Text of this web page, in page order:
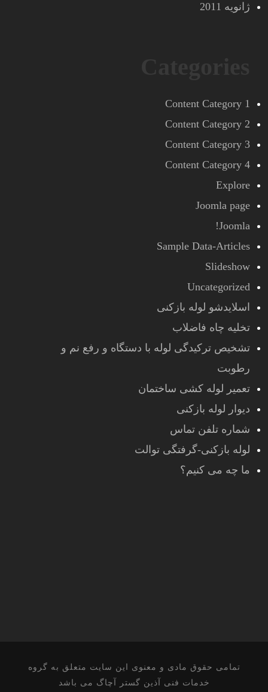
ژانویه 2011
Content Category 1
Content Category 2
Content Category 3
Content Category 4
Explore
Joomla page
Joomla!
Sample Data-Articles
Slideshow
Uncategorized
اسلایدشو لوله بازکنی
تخلیه چاه فاضلاب
تشخیص ترکیدگی لوله با دستگاه و رفع نم و
رطوبت
تعمیر لوله کشی ساختمان
دیوار لوله بازکنی
شماره تلفن تماس
لوله بازکنی-گرفتگی توالت
ما چه می کنیم؟
تمامی حقوق مادی و معنوی این سایت متعلق به گروه
خدمات فنی آذین گستر آچاگ می باشد